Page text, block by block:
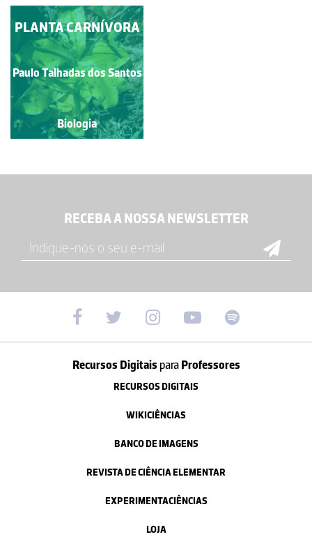
PLANTA CARNÍVORA
Paulo Talhadas dos Santos
Biologia
RECEBA A NOSSA NEWSLETTER
Recursos Digitais paraProfessores
RECURSOS DIGITAIS
WIKICIÊNCIAS
BANCO DE IMAGENS
REVISTA DE CIÊNCIA ELEMENTAR
EXPERIMENTACIÊNCIAS
LOJA